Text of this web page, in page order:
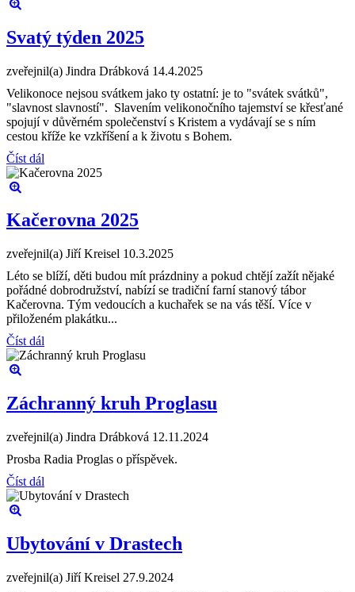
Svatý týden 2025
zveřejnil(a) Jindra Drábková 14.4.2025
Velikonoce nejsou svátkem jako ty ostatní: je to "svátek svátků",
"slavnost slavností". Slavením velikonočního tajemství se křesťané
spojují v důvěrném společenství s Kristem a vydávají se s ním
cestou kříže ke vzkříšení a k životu s Bohem.
Číst dál
Kačerovna 2025
zveřejnil(a) Jiří Kreisel 10.3.2025
Léto se blíží, děti budou mít prázdniny a pokud chtějí zažít nějaké
pořádné dobrodružství, nabízí se tradiční farní stanový tábor
Kačerovna. Tým vedoucích a kuchařek se na vás těší. Více v
přiloženém plakátku...
Číst dál
Záchranný kruh Proglasu
zveřejnil(a) Jindra Drábková 12.11.2024
Prosba Radia Proglas o příspěvek.
Číst dál
Ubytování v Drastech
zveřejnil(a) Jiří Kreisel 27.9.2024